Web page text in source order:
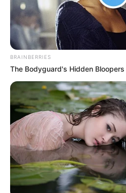
BRAINBERRIES
The Bodyguard's Hidden Bloopers